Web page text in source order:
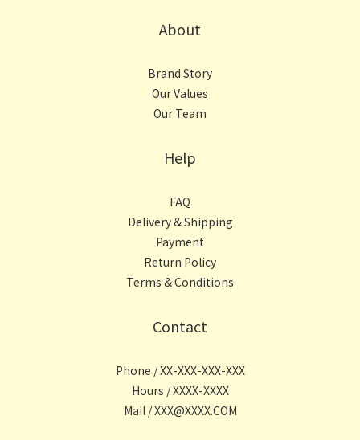
About
Brand Story
Our Values
Our Team
Help
FAQ
Delivery & Shipping
Payment
Return Policy
Terms & Conditions
Contact
Phone / XX-XXX-XXX-XXX
Hours / XXXX-XXXX
Mail / XXX@XXXX.COM